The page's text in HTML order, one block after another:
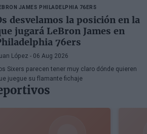
JAMES PHILADELPHIA 76ERS
desvelamos la posición en la
jugará LeBron James en
76ers
López - 06 Aug 2026
Sixers parecen tener muy claro dónde quieren
juegue su flamante fichaje